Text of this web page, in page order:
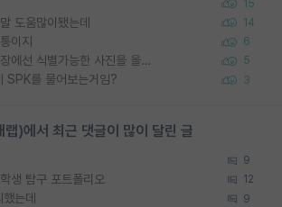
15
도움많이됐는데 14
이지 6
정보보안 연구하는 입장에선 식별가능한 사진을 올리는건 비추이긴함 5
SPK를 물어보는거임? 3
랩)에서 최근 댓글이 많이 달린 글
9
생 탐구 포트폴리오 12
는데 9